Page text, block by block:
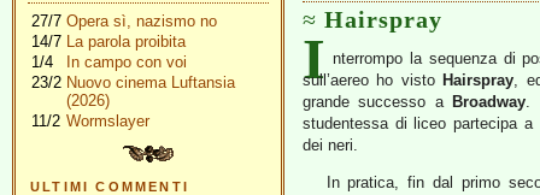
27/7 Opera sì, nazismo no
14/7 La parola proibita
1/4
In campo con voi
23/2 Nuovo cinema Luftansia
(2026)
11/2 Wormslayer
ULTIMI COMMENTI
Hairspray
I nterrompo la sequenza di
sull’aereo ho visto Hairspray,
grande successo a Broadway.
studentessa di liceo partecipa a
dei neri.
In pratica, fin dal primo